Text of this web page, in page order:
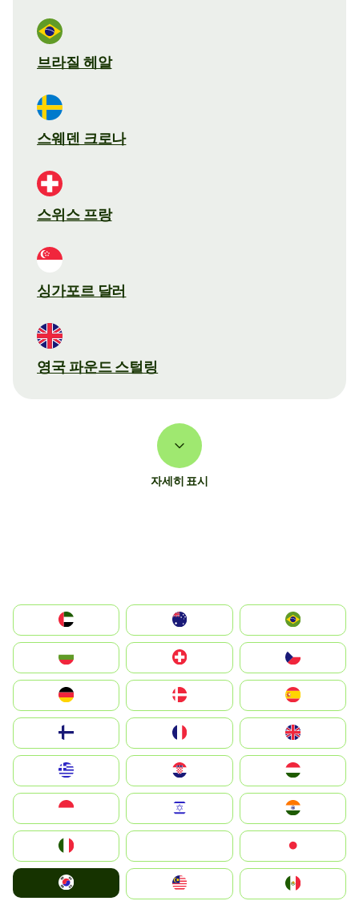
브라질 헤알
스웨덴 크로나
스위스 프랑
싱가포르 달러
영국 파운드 스털링
자세히 표시
الإمارات العربية المتحدة
Switzerland
Deutschland
United Kingdom
Magyarország
South Korea